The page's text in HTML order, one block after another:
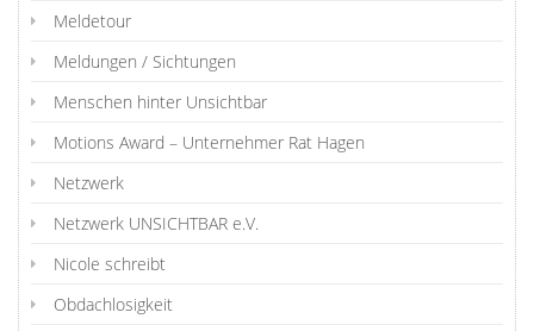
Meldetour
Meldungen / Sichtungen
Menschen hinter Unsichtbar
Motions Award – Unternehmer Rat Hagen
Netzwerk
Netzwerk UNSICHTBAR e.V.
Nicole schreibt
Obdachlosigkeit